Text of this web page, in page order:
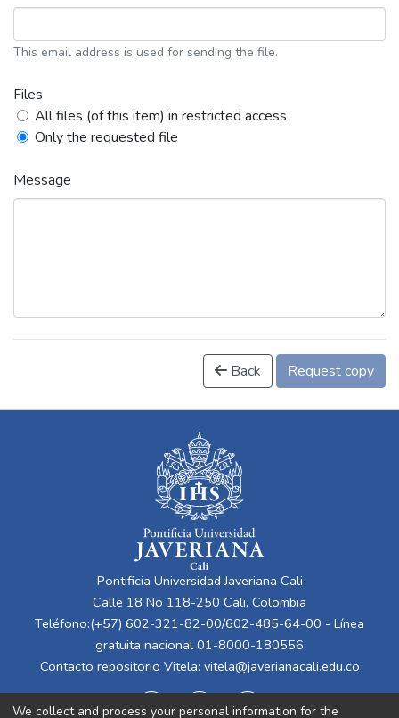
This email address is used for sending the file.
Files
All files (of this item) in restricted access
Only the requested file
Message
Back Request copy
Pontificia Universidad Javeriana Cali
Calle 18 No 118-250 Cali, Colombia
Teléfono:(+57) 602-321-82-00/602-485-64-00 - Línea
gratuita nacional 01-8000-180556
Contacto repositorio Vitela: vitela@javerianacali.edu.co
We collect and process your personal information for the